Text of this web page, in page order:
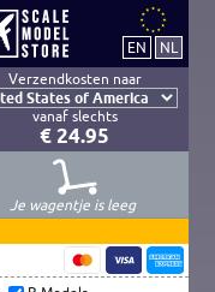
Verzendkosten naar
vanaf slechts
€ 24.95
Je wagentje is leeg